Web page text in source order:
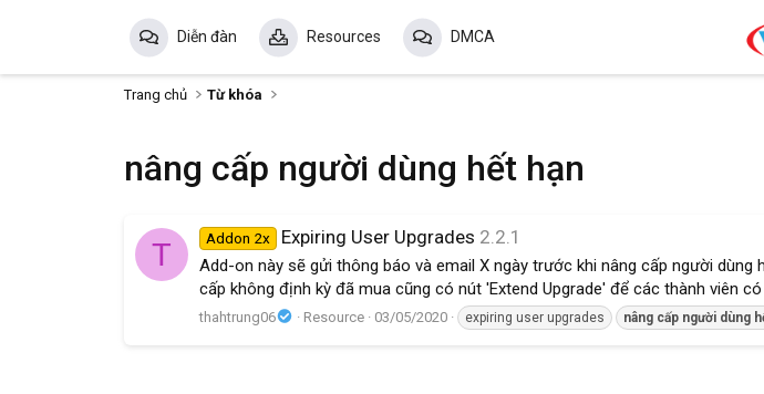
Diễn đàn Resources DMCA
Trang chủ Từ khóa
nâng cấp người dùng hết hạn
T Addon 2x Expiring User Upgrades 2.2.1
Add-on này sẽ gửi thông báo và email X ngày trước khi nâng cấp người
cấp không định kỳ đã mua cũng có nút 'Extend Upgrade' để các thành viên
thahtrung06 Resource 03/05/2020 expiring user upgrades nâng cấp người dùng